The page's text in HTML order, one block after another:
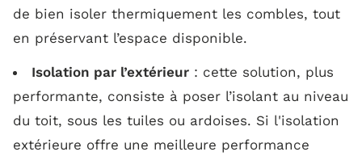
de bien isoler thermiquement les combles, tout
en préservant l’espace disponible.
Isolation par l’extérieur : cette solution, plus
performante, consiste à poser l’isolant au niveau
du toit, sous les tuiles ou ardoises. Si l'isolation
extérieure offre une meilleure performance